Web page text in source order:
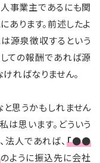
事業主であるにも関
あります。前述したよ
源泉徴収するという
ての報酬であれば源
ればなりません。
思うかもしれません
は思います。どういう
法人であれば、「●●
のように振込先に会社